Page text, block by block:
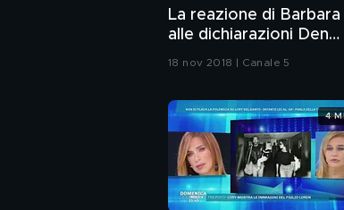
La reazione di Barbara
alle dichiarazioni Den
18 nov 2018 | Canale 5
4